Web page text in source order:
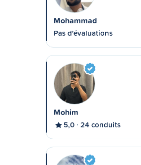
Mohammad
Pas d'évaluations
Mohim
5,0 24 conduits